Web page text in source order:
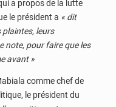
a propos de la lutte
le président a « dit
leurs
note, pour faire que les
avant »
comme chef de
le président du